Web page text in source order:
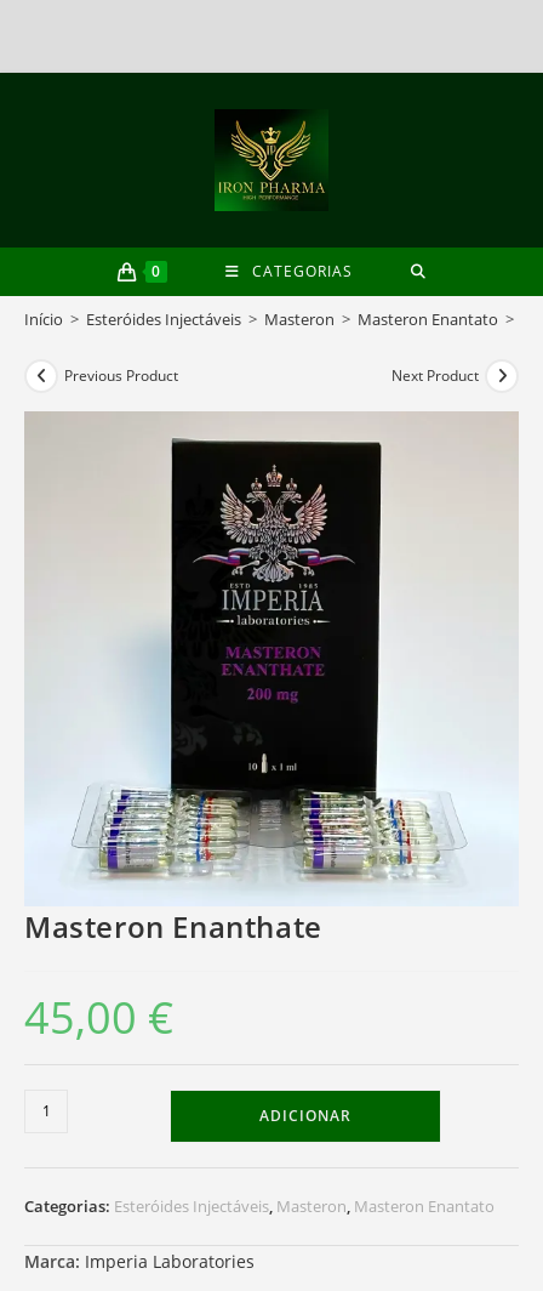
0 CATEGORIAS
Início > Esteróides Injectáveis > Masteron > Masteron Enantato >
Previous Product Next Product
Masteron Enanthate
45,00 €
Quantidade
Enanthate
ADICIONAR
Categorias: Esteróides Injectáveis, Masteron, Masteron Enantato
Marca: Imperia Laboratories